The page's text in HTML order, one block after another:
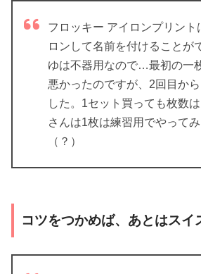
フロッキー アイロンプリント
ロンして名前を付けることが
ゆは不器用なので…最初の一
悪かったのですが、2回目か
した。1セット買っても枚数
さんは1枚は練習用でやって
（？）
コツをつかめば、あとはスイ